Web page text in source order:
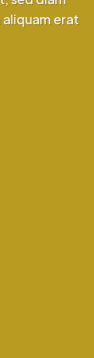
erat